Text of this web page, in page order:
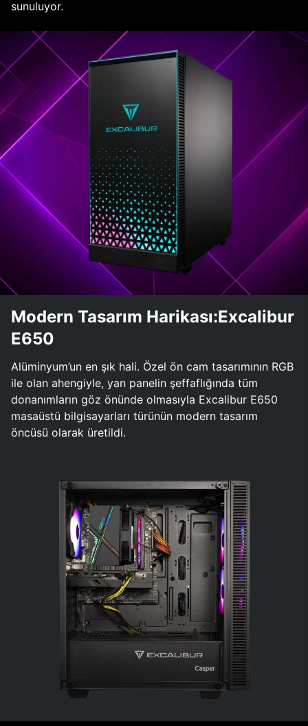
sunuluyor.
Modern Tasarım Harikası:Excalibur
E650
Alüminyum’un en şık hali. Özel ön cam tasarımının RGB
ile olan ahengiyle, yan panelin şeffaflığında tüm
donanımların göz önünde olmasıyla Excalibur E650
masaüstü bilgisayarları türünün modern tasarım
öncüsü olarak üretildi.